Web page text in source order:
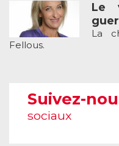
Le
La
Fellous.
Suivez-
sociaux